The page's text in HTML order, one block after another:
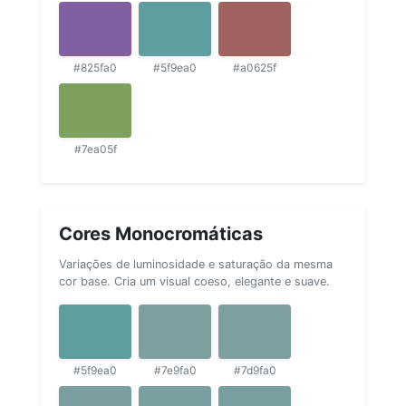
#825fa0 #5f9ea0 #a0625f
#7ea05f
Cores Monocromáticas
Variações de luminosidade e saturação da mesma
cor base. Cria um visual coeso, elegante e suave.
#5f9ea0 #7e9fa0 #7d9fa0